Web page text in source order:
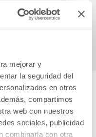
mejorar y
la seguridad del
en otros
compartimos
web con nuestros
sociales, publicidad
combinarla con otra
16,50€
opinión
este producto!